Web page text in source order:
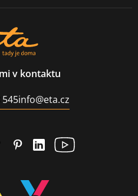
v kontaktu
545info@eta.cz